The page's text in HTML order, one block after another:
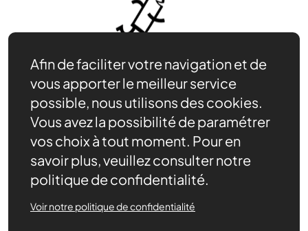
Être bénévole
Nos ressources
Notre rôle
Actualités
Afin de faciliter votre navigation et de
vous apporter le meilleur service
possible, nous utilisons des cookies.
Vous avez la possibilité de paramétrer
vos choix à tout moment. Pour en
savoir plus, veuillez consulter notre
politique de confidentialité.
Voir notre politique de confidentialité